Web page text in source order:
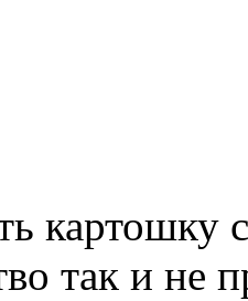
картошку
так и не